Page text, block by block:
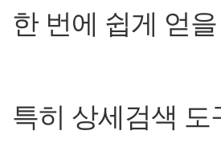
한 번에 쉽게 얻
특히 상세검색